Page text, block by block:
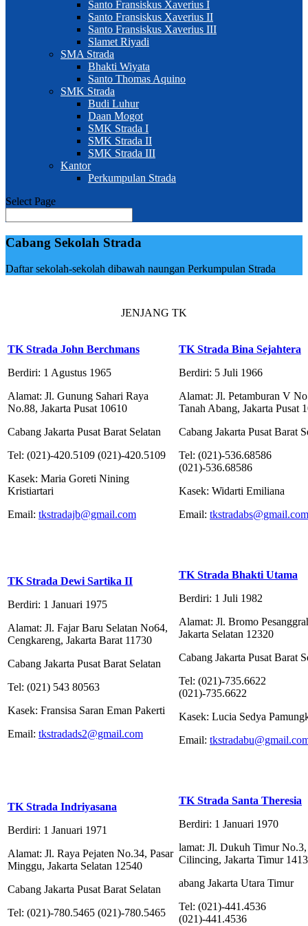
Santo Fransiskus Xaverius I
Santo Fransiskus Xaverius II
Santo Fransiskus Xaverius III
Slamet Riyadi
SMA Strada
Bhakti Wiyata
Santo Thomas Aquino
SMK Strada
Budi Luhur
Daan Mogot
SMK Strada I
SMK Strada II
SMK Strada III
Kantor
Perkumpulan Strada
Select Page
Cabang Sekolah Strada
Daftar sekolah-sekolah dibawah naungan Perkumpulan Strada
JENJANG TK
TK Strada John Berchmans
Berdiri: 1 Agustus 1965
Alamat: Jl. Gunung Sahari Raya
No.88, Jakarta Pusat 10610
Cabang Jakarta Pusat Barat Selatan
Tel: (021)-420.5109 (021)-420.5109
Kasek: Maria Goreti Nining
Kristiartari
Email: tkstradajb@gmail.com
TK Strada Bina Sejahtera
Berdiri: 5 Juli 1966
Alamat: Jl. Petamburan V
Tanah Abang, Jakarta Pusat
Cabang Jakarta Pusat Barat
Tel: (021)-536.68586
(021)-536.68586
Kasek: Widarti Emiliana
Email: tkstradabs@gmail.com
TK Strada Dewi Sartika II
Berdiri: 1 Januari 1975
Alamat: Jl. Fajar Baru Selatan No64,
Cengkareng, Jakarta Barat 11730
Cabang Jakarta Pusat Barat Selatan
Tel: (021) 543 80563
Kasek: Fransisa Saran Eman Pakerti
Email: tkstradads2@gmail.com
TK Strada Bhakti Utama
Berdiri: 1 Juli 1982
Alamat: Jl. Bromo
Jakarta Selatan 12320
Cabang Jakarta Pusat Barat
Tel: (021)-735.6622
(021)-735.6622
Kasek: Lucia Sedya
Email:
TK Strada Indriyasana
Berdiri: 1 Januari 1971
Alamat: Jl. Raya Pejaten No.34, Pasar
Minggu, Jakarta Selatan 12540
Cabang Jakarta Pusat Barat Selatan
Tel: (021)-780.5465 (021)-780.5465
TK Strada Santa Theresia
Berdiri: 1 Januari 1970
lamat: Jl. Dukuh Timur No.3,
Cilincing, Jakarta Timur
abang Jakarta Utara Timur
Tel: (021)-441.4536
(021)-441.4536